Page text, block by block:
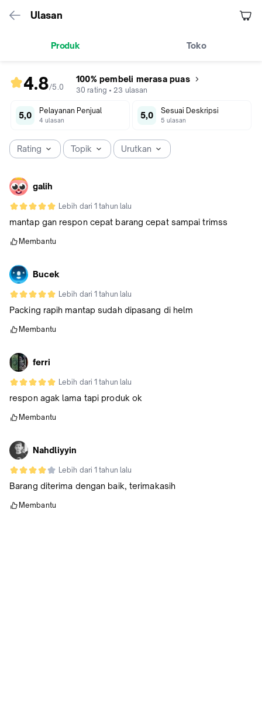
Ulasan
Produk Toko
4.8/5.0
rating
4.8
5
100% pembeli merasa puas
30 rating • 23 ulasan
5,0 Pelayanan Penjual
4 ulasan 5,0 Sesuai Deskripsi
5 ulasan
Rating Topik Urutkan
galih
Lebih dari 1 tahun lalu
mantap gan respon cepat barang cepat sampai trimss
Membantu
Bucek
Lebih dari 1 tahun lalu
Packing rapih mantap sudah dipasang di helm
Membantu
ferri
Lebih dari 1 tahun lalu
respon agak lama tapi produk ok
Membantu
Nahdliyyin
Lebih dari 1 tahun lalu
Barang diterima dengan baik, terimakasih
Membantu